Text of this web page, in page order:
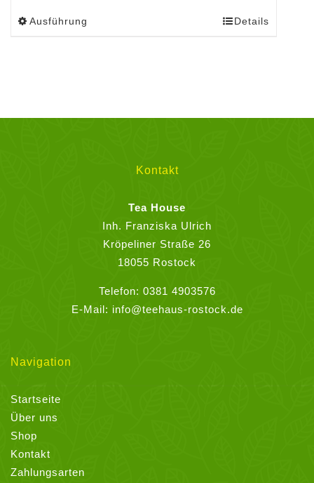
Ausführung
Produktseite
gewählt
werden
Details
Kontakt
Tea House
Inh. Franziska Ulrich
Kröpeliner Straße 26
18055 Rostock
Telefon: 0381 4903576
E-Mail: info@teehaus-rostock.de
Navigation
Startseite
Über uns
Shop
Kontakt
Zahlungsarten